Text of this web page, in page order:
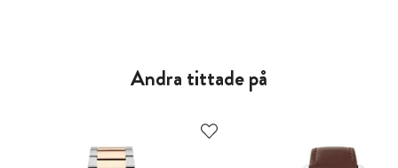
Andra tittade på